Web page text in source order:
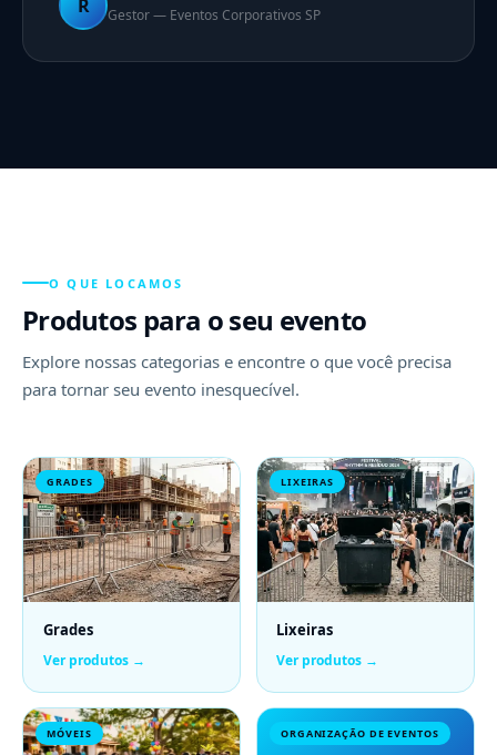
R Gestor — Eventos Corporativos SP
O QUE LOCAMOS
Produtos para o seu evento
Explore nossas categorias e encontre o que você precisa
para tornar seu evento inesquecível.
GRADES
Grades
Ver produtos →
LIXEIRAS
Lixeiras
Ver produtos →
MÓVEIS ORGANIZAÇÃO DE EVENTOS